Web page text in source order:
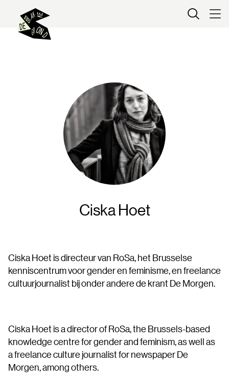
Ciska Hoet
Ciska Hoet is directeur van RoSa, het Brusselse
kenniscentrum voor gender en feminisme, en freelance
cultuurjournalist bij onder andere de krant De Morgen.
Ciska Hoet is a director of RoSa, the Brussels-based
knowledge centre for gender and feminism, as well as
a freelance culture journalist for newspaper De
Morgen, among others.